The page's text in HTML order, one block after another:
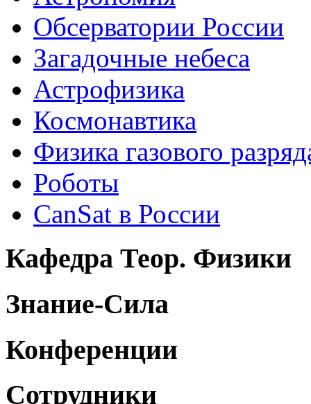
Обсерватории России
Загадочные небеса
Астрофизика
Космонавтика
Физика газового
Роботы
CanSat в России
Кафедра Теор. Физики
Знание-Сила
Конференции
Сотрудники